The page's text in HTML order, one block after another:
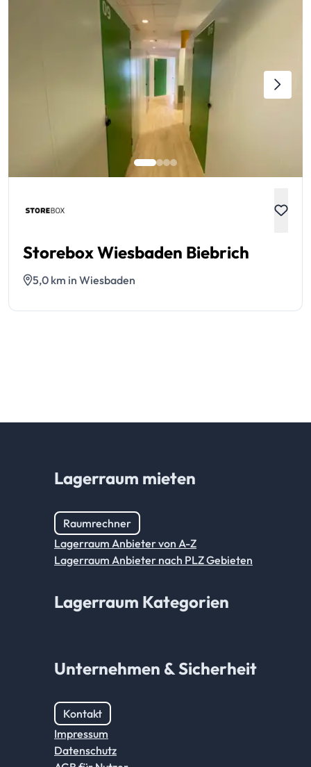
Storebox Wiesbaden Biebrich
5,0 km in Wiesbaden
Lagerraum mieten
Raumrechner
Lagerraum Anbieter von A-Z
Lagerraum Anbieter nach PLZ Gebieten
Lagerraum Kategorien
Unternehmen & Sicherheit
Kontakt
Impressum
Datenschutz